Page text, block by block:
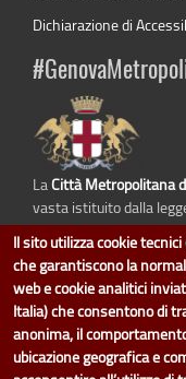
Dichiarazione di
LaCittà Metropolitana
vasta istituito dalla
Sostituisce la Provincia
Il design e la gestione
Il sito utilizza cookie
che garantiscono la
web e cookie analitici
Italia) che consentono di
anonima, il
ubicazione geografica e